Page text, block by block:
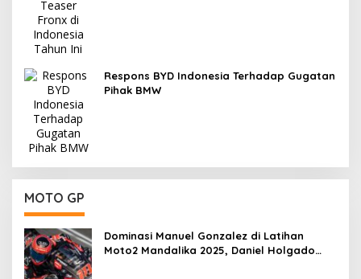
Respons BYD Indonesia Terhadap Gugatan
Pihak BMW
MOTO GP
Dominasi Manuel Gonzalez di Latihan
Moto2 Mandalika 2025, Daniel Holgado